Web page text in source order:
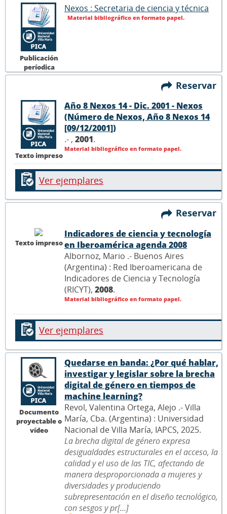
Publicación
períodica
Nexos : Secretaria de ciencia y técnica
Material bibliográfico en formato papel.
Reservar
Texto impreso
Año 8 Nexos 14 - Dic. 2001 - Nexos
(Número de Nexos, Año 8 Nexos 14
[09/12/2001])
.- , 2001.
Material bibliográfico en formato papel.
Ver ejemplares
Reservar
Texto impreso
Indicadores de ciencia y tecnología
en Iberoamérica agenda 2008
Albornoz, Mario .- Buenos Aires
(Argentina) : Red Iberoamericana de
Indicadores de Ciencia y Tecnología
(RICYT), 2008.
Material bibliográfico en formato papel.
Ver ejemplares
Documento
proyectable o
vídeo
Quedarse en banda: ¿Por qué hablar,
investigar y legislar sobre la brecha
digital de género en tiempos de
machine learning?
Revol, Valentina Ortega, Alejo .- Villa
María, Cba. (Argentina) : Universidad
Nacional de Villa María, IAPCS, 2025.
La brecha digital de género expresa
desigualdades estructurales en el acceso, la
calidad y el uso de las TIC, afectando de
manera desproporcionada a mujeres y
diversidades y produciendo
subrepresentación en el diseño tecnológico,
con sesgos y pr[...]